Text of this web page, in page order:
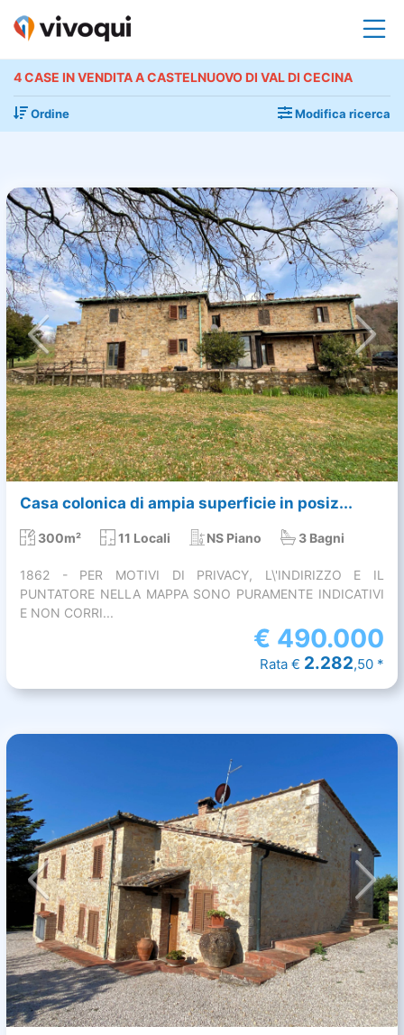
4 CASE IN VENDITA A CASTELNUOVO DI VAL DI CECINA
Ordine Modifica ricerca
Casa colonica di ampia superficie in posiz...
300m² 11 Locali NS Piano 3 Bagni
1862 - PER MOTIVI DI PRIVACY, L\'INDIRIZZO E IL
PUNTATORE NELLA MAPPA SONO PURAMENTE INDICATIVI
E NON CORRI...
€ 490.000
Rata € 2.282,50 *